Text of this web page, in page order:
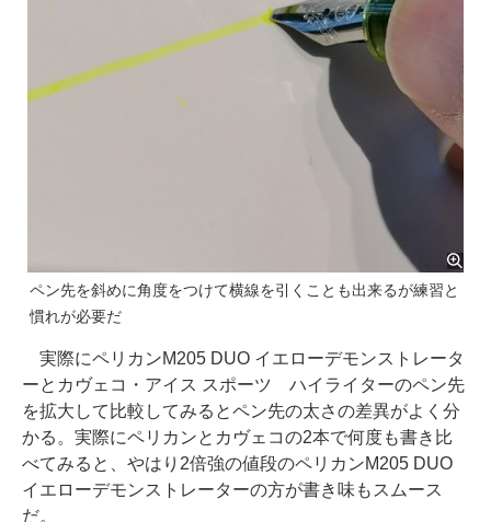
ペン先を斜めに角度をつけて横線を引くことも出来るが練習と
慣れが必要だ
実際にペリカンM205 DUO イエローデモンストレータ
ーとカヴェコ・アイス スポーツ ハイライターのペン先
を拡大して比較してみるとペン先の太さの差異がよく分
かる。実際にペリカンとカヴェコの2本で何度も書き比
べてみると、やはり2倍強の値段のペリカンM205 DUO
イエローデモンストレーターの方が書き味もスムース
だ。